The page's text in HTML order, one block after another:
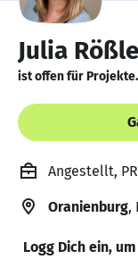
Julia
ist offen für
Angestellt,
Oranienburg,
Logg Dich ein,